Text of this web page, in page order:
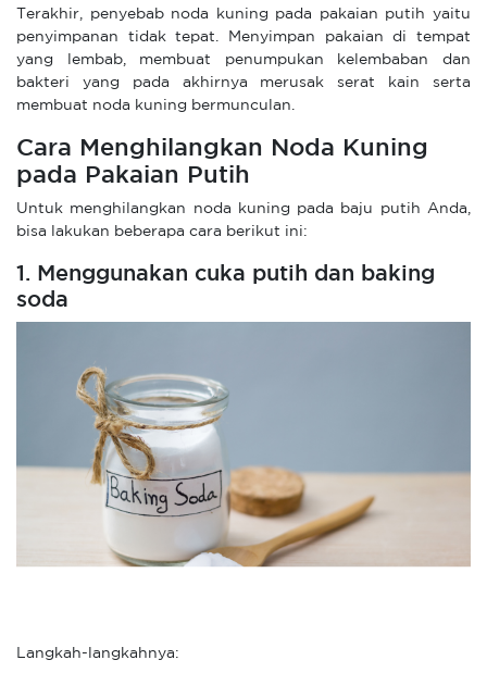
Terakhir, penyebab noda kuning pada pakaian putih yaitu
penyimpanan tidak tepat. Menyimpan pakaian di tempat
yang lembab, membuat penumpukan kelembaban dan
bakteri yang pada akhirnya merusak serat kain serta
membuat noda kuning bermunculan.
Cara Menghilangkan Noda Kuning
pada Pakaian Putih
Untuk menghilangkan noda kuning pada baju putih Anda,
bisa lakukan beberapa cara berikut ini:
1. Menggunakan cuka putih dan baking
soda
Langkah-langkahnya: